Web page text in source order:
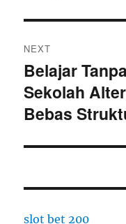
NEXT
Next
post:
Belajar
Sekolah
Bebas
slot bet 200